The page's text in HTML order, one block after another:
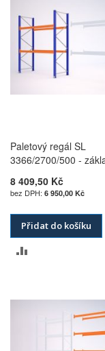
Paletový regál SL
3366/2700/500 -
8 409,50 Kč
6 950,00 Kč
Přidat do košíku
POROVNÁNÍ